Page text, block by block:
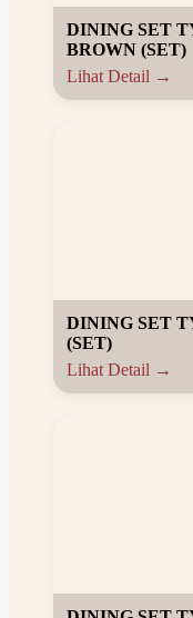
DINING SET
BROWN (SET)
Lihat Detail →
DINING SET
(SET)
Lihat Detail →